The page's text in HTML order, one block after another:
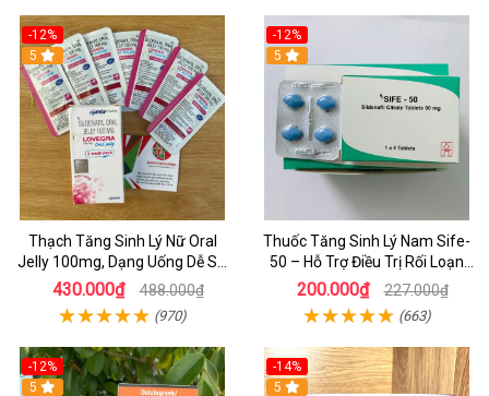
-12%
5
Thạch Tăng Sinh Lý Nữ Oral
Jelly 100mg, Dạng Uống Dễ Sử
Dụng Hộp 7 Gói
430.000₫ 488.000₫
(970)
-12%
5
Thuốc Tăng Sinh Lý Nam Sife-
50 – Hỗ Trợ Điều Trị Rối Loạn
Cương Dương Hiệu Quả, Cải
Thiện Bản Lĩnh Phái Mạnh
200.000₫ 227.000₫
(663)
-12%
5
-14%
5